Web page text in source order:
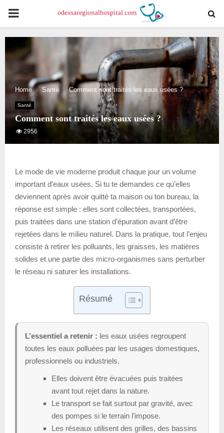
PRIMARY
MENU
Home Santé Comment sont traités les eaux usées ?
Santé
Comment sont traités les eaux usées ?
2956
Le mode de vie moderne produit chaque jour un volume
important d’eaux usées. Si tu te demandes ce qu’elles
deviennent après avoir quitté ta maison ou ton bureau, la
réponse est simple : elles sont collectées, transportées,
puis traitées dans une station d’épuration avant d’être
rejetées dans le milieu naturel. Dans la pratique, tout l’enjeu
consiste à retirer les polluants, les graisses, les matières
solides et une partie des micro-organismes sans perturber
le réseau ni saturer les installations.
Résumé
L’essentiel a retenir : les eaux usées regroupent
toutes les eaux polluées par les usages domestiques,
professionnels ou industriels.
Elles doivent être évacuées puis traitées
avant tout rejet dans la nature.
Le transport se fait surtout par gravité, avec
des pompes si le terrain l’impose.
Les réseaux utilisent des grilles, des bassins